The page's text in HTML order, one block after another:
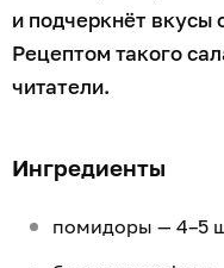
и подчеркнёт вкусы
Рецептом такого
читатели.
Ингредиенты
помидоры — 4–5